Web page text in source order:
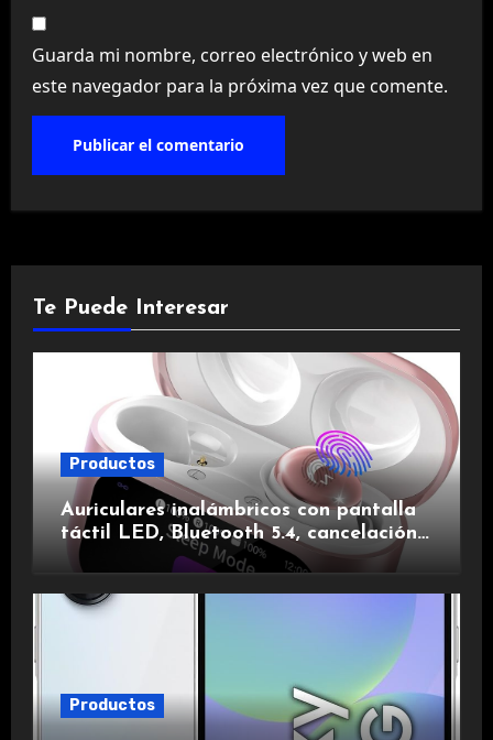
Guarda mi nombre, correo electrónico y web en
este navegador para la próxima vez que comente.
Te Puede Interesar
Productos
Auriculares inalámbricos con pantalla
táctil LED, Bluetooth 5.4, cancelación
de ruido, impermeables y de larga
duración.
Productos